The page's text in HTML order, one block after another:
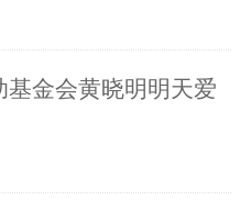
金会黄晓明明天爱